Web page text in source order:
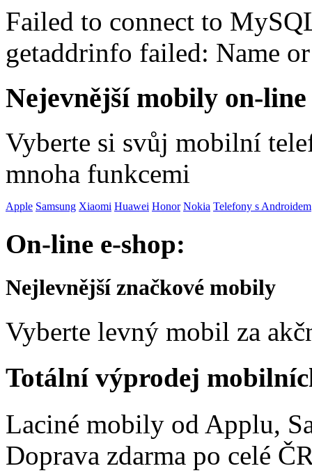
Failed to connect to
getaddrinfo failed: Name
Nejevnější mobily on-
Vyberte si svůj mobilní
mnoha funkcemi
Apple Samsung Xiaomi Huawei Honor Nokia Telefony s Androidem
On-line e-shop:
Nejlevnější značkové mobily
Vyberte levný mobil za
Totální výprodej
Laciné mobily od Applu,
Doprava zdarma po celé